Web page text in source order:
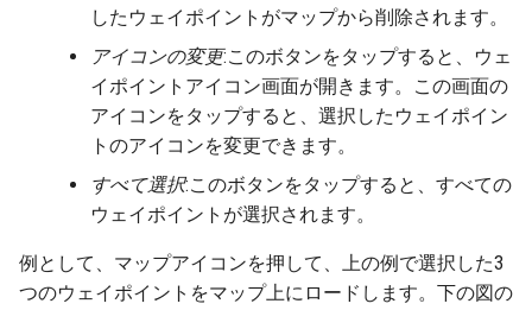
したウェイポイントがマップから削除されます。
アイコンの変更:このボタンをタップすると、
ウェ
イポイントアイコン画面が開きます。この画面の
アイコンをタップすると、選択したウェイポイン
トのアイコンを変更できます。
すべて選択:このボタンをタップすると、すべての
ウェイポイントが選択されます。
例として、マップアイコンを押して、上の例で選択した3
つのウェイポイントをマップ上にロードします。下の図の